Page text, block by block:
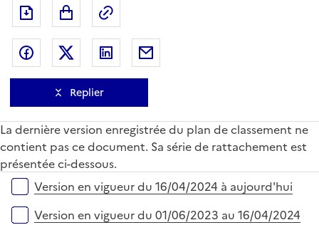
Exporter le document au format pdf
Partager sur Facebook
Partager sur Twitter
Partager sur LinkedIn
Replier
La dernière version enregistrée du plan de classement ne
contient pas ce document. Sa série de rattachement est
présentée ci-dessous.
Versions sur la période
Version en vigueur du 16/04/2024 à aujourd'hui
Version en vigueur du 01/06/2023 au 16/04/2024